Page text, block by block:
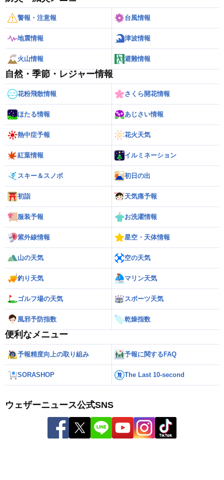
警報・注意報 台風情報
地震情報 津波情報
火山情報 避難情報
自然・季節・レジャー情報
花粉飛散情報 さくら開花情報
ほたる情報 あじさい情報
熱中症予報 花火天気
紅葉情報 イルミネーション
スキー＆スノボ 初日の出
初詣 天気痛予報
服装予報 お洗濯情報
紫外線情報 星空・天体情報
山の天気 空の天気
釣り天気 マリン天気
ゴルフ場の天気 スポーツ天気
風邪予防指数 乾燥指数
便利なメニュー
予報精度向上の取り組み 予報に関するFAQ
SORASHOP The Last 10-second
ウェザーニュース公式SNS